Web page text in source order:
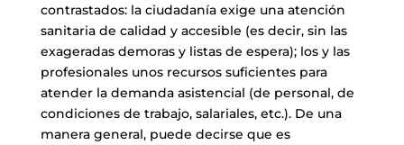
contrastados: la ciudadanía exige una atención
sanitaria de calidad y accesible (es decir, sin las
exageradas demoras y listas de espera); los y las
profesionales unos recursos suficientes para
atender la demanda asistencial (de personal, de
condiciones de trabajo, salariales, etc.). De una
manera general, puede decirse que es